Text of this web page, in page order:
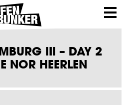
III – DAY 2
NOR HEERLEN